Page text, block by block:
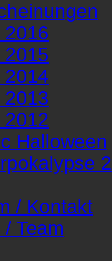
2016
2015
2014
2013
2012
Halloween
/ Kontakt
Team